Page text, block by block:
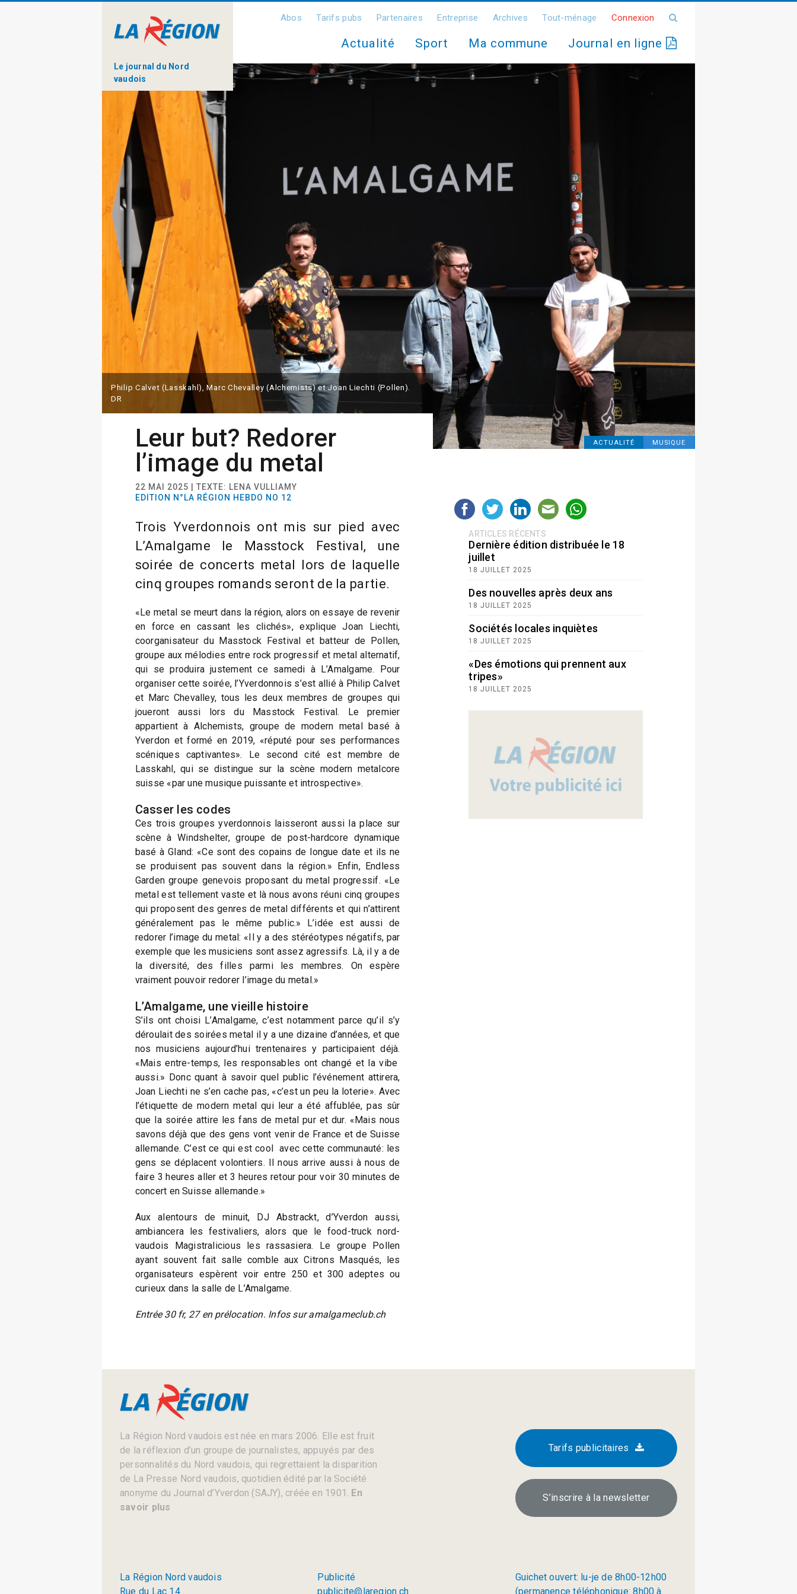
Le journal du Nord
vaudois
Abos Tarifs pubs Partenaires Entreprise Archives Tout-ménage Connexion
Actualité Sport Ma commune Journal en ligne
ACTUALITÉ MUSIQUE
Philip Calvet (Lasskahl), Marc Chevalley (Alchemists) et Joan Liechti (Pollen).
DR
Leur but? Redorer
l’image du metal
22 MAI 2025 | TEXTE: LENA VULLIAMY
EDITION N°LA RÉGION HEBDO NO 12
Trois Yverdonnois ont mis sur pied avec
L’Amalgame le Masstock Festival, une
soirée de concerts metal lors de laquelle
cinq groupes romands seront de la partie.
«Le metal se meurt dans la région, alors on essaye de revenir
en force en cassant les clichés», explique Joan Liechti,
coorganisateur du Masstock Festival et batteur de Pollen,
groupe aux mélodies entre rock progressif et metal alternatif,
qui se produira justement ce samedi à L’Amalgame. Pour
organiser cette soirée, l’Yverdonnois s’est allié à Philip Calvet
et Marc Chevalley, tous les deux membres de groupes qui
joueront aussi lors du Masstock Festival. Le premier
appartient à Alchemists, groupe de modern metal basé à
Yverdon et formé en 2019, «réputé pour ses performances
scéniques captivantes». Le second cité est membre de
Lasskahl, qui se distingue sur la scène modern metalcore
suisse «par une musique puissante et introspective».
Casser les codes
Ces trois groupes yverdonnois laisseront aussi la place sur
scène à Windshelter, groupe de post-hardcore dynamique
basé à Gland: «Ce sont des copains de longue date et ils ne
se produisent pas souvent dans la région.» Enfin, Endless
Garden groupe genevois proposant du metal progressif. «Le
metal est tellement vaste et là nous avons réuni cinq groupes
qui proposent des genres de metal différents et qui n’attirent
généralement pas le même public.» L’idée est aussi de
redorer l’image du metal: «Il y a des stéréotypes négatifs, par
exemple que les musiciens sont assez agressifs. Là, il y a de
la diversité, des filles parmi les membres. On espère
vraiment pouvoir redorer l’image du metal.»
L’Amalgame, une vieille histoire
S’ils ont choisi L’Amalgame, c’est notamment parce qu’il s’y
déroulait des soirées metal il y a une dizaine d’années, et que
nos musiciens aujourd’hui trentenaires y participaient déjà.
«Mais entre-temps, les responsables ont changé et la vibe
aussi.» Donc quant à savoir quel public l’événement attirera,
Joan Liechti ne s’en cache pas, «c’est un peu la loterie». Avec
l’étiquette de modern metal qui leur a été affublée, pas sûr
que la soirée attire les fans de metal pur et dur. «Mais nous
savons déjà que des gens vont venir de France et de Suisse
allemande. C’est ce qui est cool avec cette communauté: les
gens se déplacent volontiers. Il nous arrive aussi à nous de
faire 3 heures aller et 3 heures retour pour voir 30 minutes de
concert en Suisse allemande.»
Aux alentours de minuit, DJ Abstrackt, d’Yverdon aussi,
ambiancera les festivaliers, alors que le food-truck nord-
vaudois Magistralicious les rassasiera. Le groupe Pollen
ayant souvent fait salle comble aux Citrons Masqués, les
organisateurs espèrent voir entre 250 et 300 adeptes ou
curieux dans la salle de L’Amalgame.
Entrée 30 fr, 27 en prélocation. Infos sur amalgameclub.ch
ARTICLES RÉCENTS
Dernière édition distribuée le 18
juillet
18 JUILLET 2025
Des nouvelles après deux ans
18 JUILLET 2025
Sociétés locales inquiètes
18 JUILLET 2025
«Des émotions qui prennent aux
tripes»
18 JUILLET 2025
La Région Nord vaudois est née en mars 2006. Elle est fruit
de la réflexion d’un groupe de journalistes, appuyés par des
personnalités du Nord vaudois, qui regrettaient la disparition
de La Presse Nord vaudois, quotidien édité par la Société
anonyme du Journal d’Yverdon (SAJY), créée en 1901. En
savoir plus
Tarifs publicitaires
S’inscrire à la newsletter
La Région Nord vaudois
Rue du Lac 14
Publicité
publicite@laregion.ch
Guichet ouvert: lu-je de 8h00-12h00
(permanence téléphonique: 8h00 à